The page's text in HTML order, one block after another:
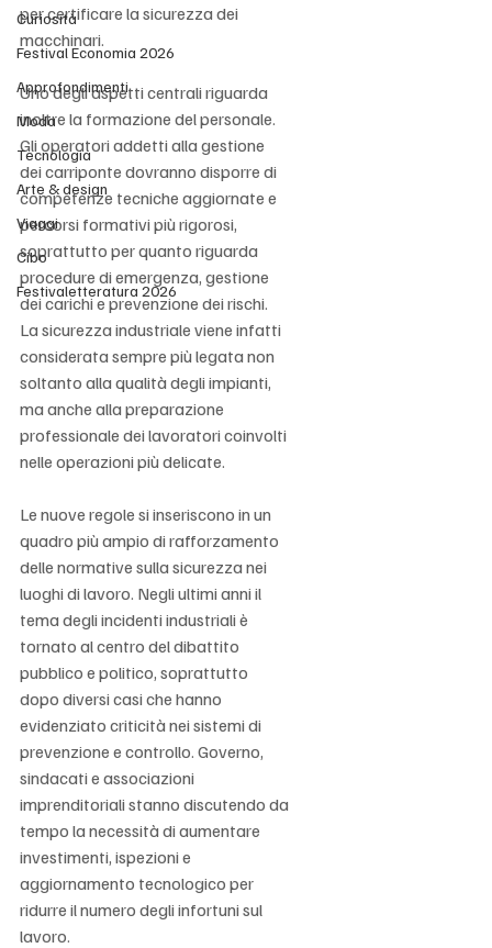
Curiosità
Festival Economia 2026
Approfondimenti
Moda
Tecnologia
Arte & design
Viaggi
Cibo
Festivaletteratura 2026
per certificare la sicurezza dei
macchinari.
Uno degli aspetti centrali riguarda
inoltre la formazione del personale.
Gli operatori addetti alla gestione
dei carriponte dovranno disporre di
competenze tecniche aggiornate e
percorsi formativi più rigorosi,
soprattutto per quanto riguarda
procedure di emergenza, gestione
dei carichi e prevenzione dei rischi.
La sicurezza industriale viene infatti
considerata sempre più legata non
soltanto alla qualità degli impianti,
ma anche alla preparazione
professionale dei lavoratori coinvolti
nelle operazioni più delicate.
Le nuove regole si inseriscono in un
quadro più ampio di rafforzamento
delle normative sulla sicurezza nei
luoghi di lavoro. Negli ultimi anni il
tema degli incidenti industriali è
tornato al centro del dibattito
pubblico e politico, soprattutto
dopo diversi casi che hanno
evidenziato criticità nei sistemi di
prevenzione e controllo. Governo,
sindacati e associazioni
imprenditoriali stanno discutendo da
tempo la necessità di aumentare
investimenti, ispezioni e
aggiornamento tecnologico per
ridurre il numero degli infortuni sul
lavoro.